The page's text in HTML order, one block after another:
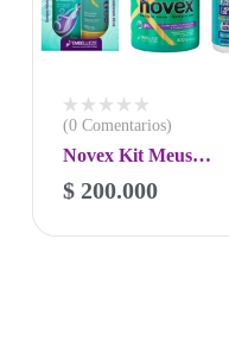
(0 Comentarios)
Novex Kit Meus
Cachos Shampoo,
Tratamiento 400gr y
$ 200.000
-